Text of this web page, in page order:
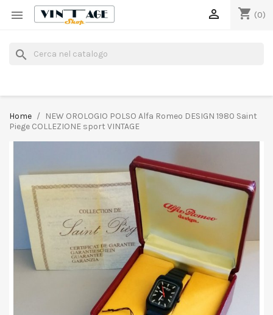
 shopping_cart (0)

search
Home
NEW OROLOGIO POLSO Alfa Romeo DESIGN 1980 Saint
Piege COLLEZIONE sport VINTAGE